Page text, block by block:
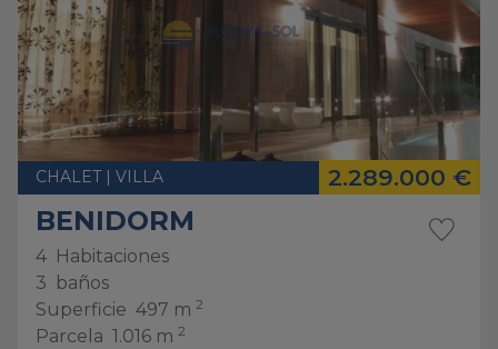
CHALET | VILLA 2.289.000 €
BENIDORM
4 Habitaciones
3
baños
Superficie 497 m 2
Parcela 1.016 m 2